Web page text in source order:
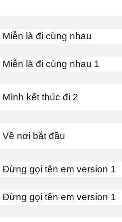
Miễn là đi cùng nhau
Miễn là đi cùng nhau 1
Mình kết thúc đi 2
Về nơi bắt đầu
Đừng gọi tên em version 1
Đừng gọi tên em version 1